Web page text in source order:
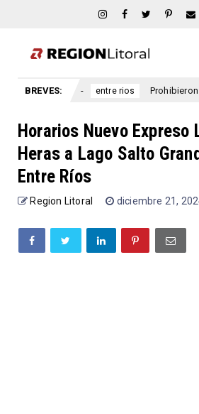
BREVES:
Ríos entre rios Prohibieron a un
Horarios Nuevo Expreso
Heras a Lago Salto
Entre Ríos
Region Litoral diciembre 21,